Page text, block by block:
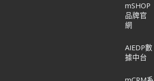
mSHOP
品牌官
網
AIEDP數
據中台